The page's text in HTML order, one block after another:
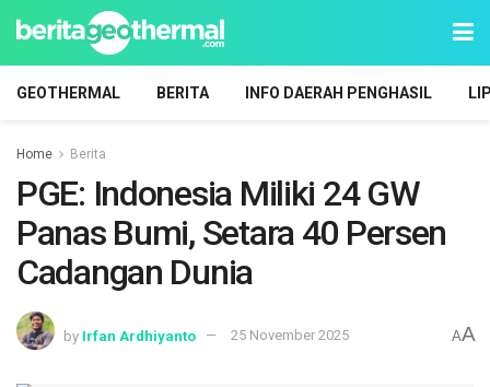
GEOTHERMAL BERITA INFO DAERAH PENGHASIL
Home Berita
PGE: Indonesia Miliki 24 GW
Panas Bumi, Setara 40 Persen
Cadangan Dunia
by Irfan Ardhiyanto 25 November 2025 AA